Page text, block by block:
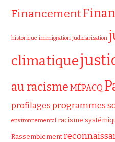
Financement
historique immigration Judiciarisation
climatique
au racisme MÉPACQ
profilages programmes
environnemental racisme
Rassemblement